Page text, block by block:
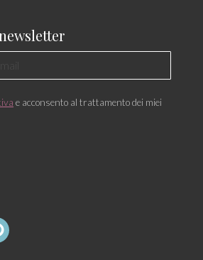
e acconsento al trattamento dei miei